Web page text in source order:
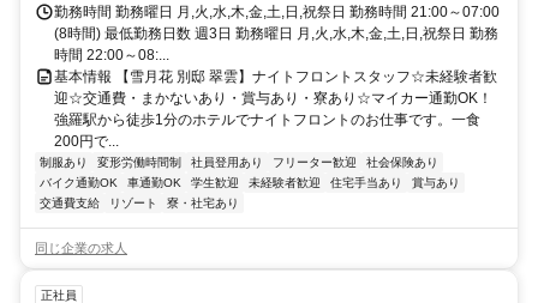
勤務時間 勤務曜日 月,火,水,木,金,土,日,祝祭日 勤務時間 21:00～07:00
(8時間) 最低勤務日数 週3日 勤務曜日 月,火,水,木,金,土,日,祝祭日 勤務
時間 22:00～08:...
基本情報 【雪月花 別邸 翠雲】ナイトフロントスタッフ☆未経験者歓
迎☆交通費・まかないあり・賞与あり・寮あり☆マイカー通勤OK！
強羅駅から徒歩1分のホテルでナイトフロントのお仕事です。一食
200円で...
制服あり 変形労働時間制 社員登用あり フリーター歓迎
社会保険あり
バイク通勤OK
車通勤OK 学生歓迎 未経験者歓迎 住宅手当あり
賞与あり
交通費支給
リゾート 寮・社宅あり
同じ企業の求人
正社員